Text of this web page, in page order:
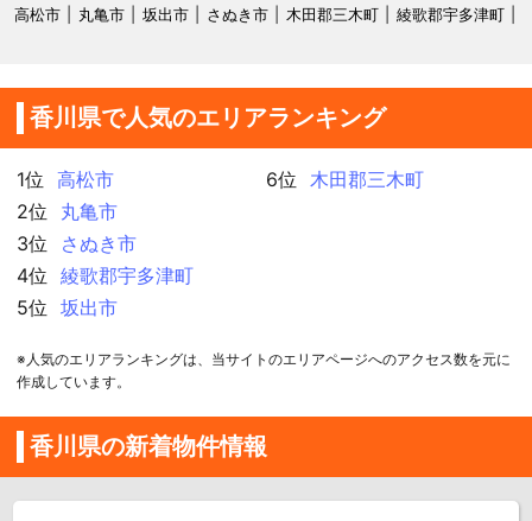
高松市
丸亀市 坂出市 さぬき市 木田郡三木町 綾歌郡宇多津町
香川県で人気のエリアランキング
1位
高松市
2位
丸亀市
3位
さぬき市
4位
綾歌郡宇多津町
5位
坂出市
6位 木田郡三木町
※人気のエリアランキングは、当サイトのエリアページへのアクセス数を元に
作成しています。
香川県の新着物件情報